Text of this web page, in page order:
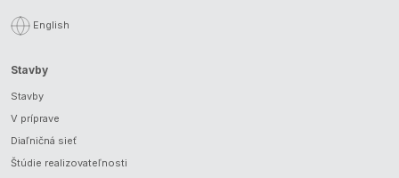
English
Stavby
Stavby
V príprave
Diaľničná sieť
Štúdie realizovateľnosti